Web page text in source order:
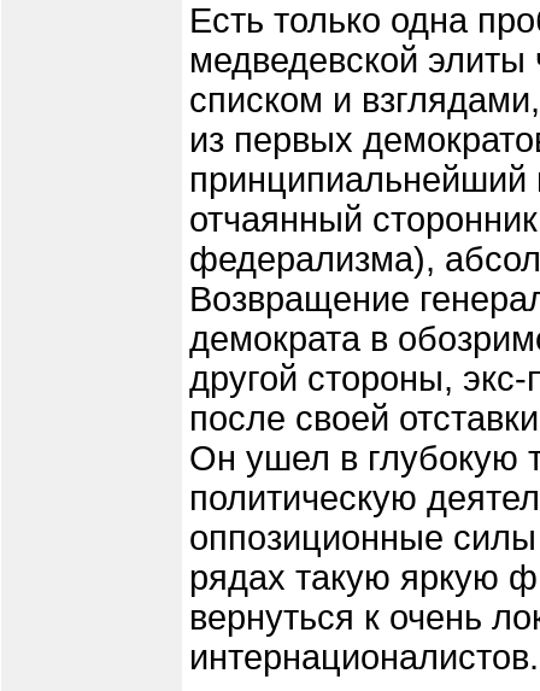
Есть только одна
медведевской
списком и
из первых
принципиальнейший
отчаянный
федерализма),
Возвращение
демократа в
другой стороны,
после своей
Он ушел в глубокую
политическую
оппозиционные
рядах такую яркую
вернуться к очень
интернационалистов.